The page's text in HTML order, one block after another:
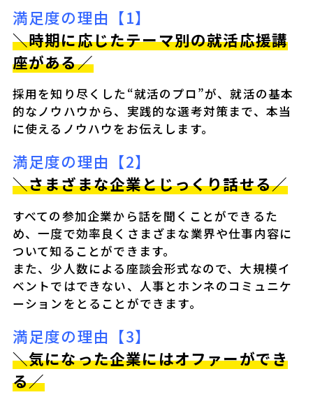
満足度の理由【1】
＼時期に応じたテーマ別の就活応援講
座がある／
採用を知り尽くした“就活のプロ”が、就活の基本
的なノウハウから、実践的な選考対策まで、本当
に使えるノウハウをお伝えします。
満足度の理由【2】
＼さまざまな企業とじっくり話せる／
すべての参加企業から話を聞くことができるた
め、一度で効率良くさまざまな業界や仕事内容に
ついて知ることができます。
また、少人数による座談会形式なので、大規模イ
ベントではできない、人事とホンネのコミュニケ
ーションをとることができます。
満足度の理由【3】
＼気になった企業にはオファーができ
る／